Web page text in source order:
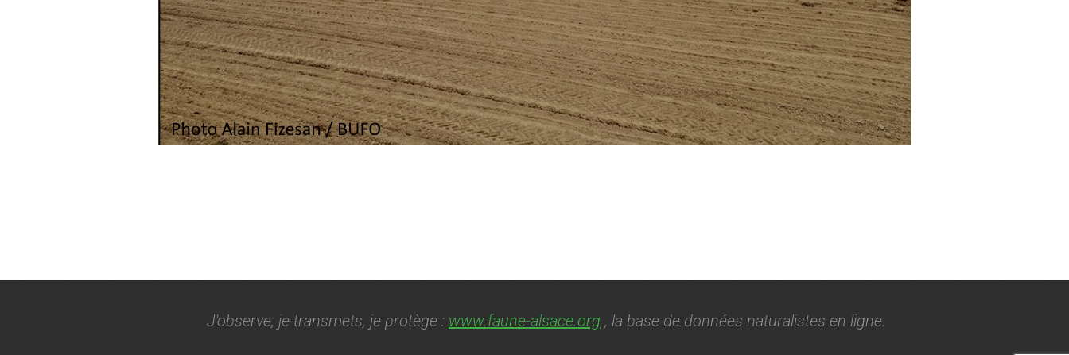
J'observe, je transmets, je protège : www.faune-alsace.org , la base de données naturalistes en ligne.